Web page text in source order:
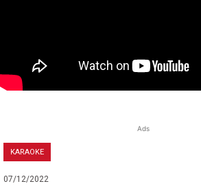
Ads
KARAOKE
07/12/2022